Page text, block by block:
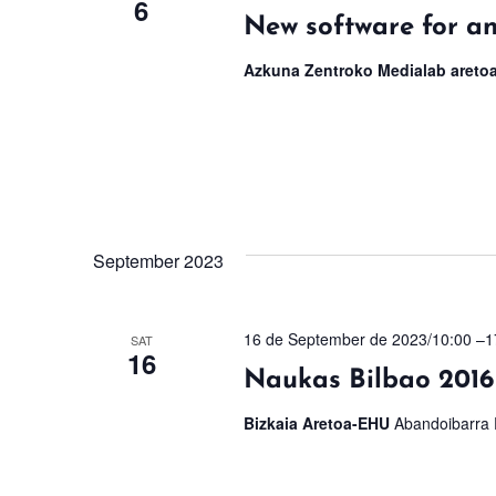
6 New software for
Azkuna Zentroko Medialab
September 2023
SAT
16
16 de September de 2023/10:00 –
Naukas Bilbao 2016
Bizkaia Aretoa-EHU Abandoibarra